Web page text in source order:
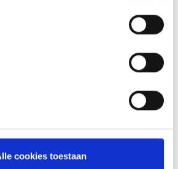
cookies toestaan